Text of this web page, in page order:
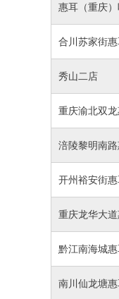
惠耳（重庆
合川苏家街
秀山二店
重庆渝北双
涪陵黎明南
开州裕安街
重庆龙华大
黔江南海城
南川仙龙塘